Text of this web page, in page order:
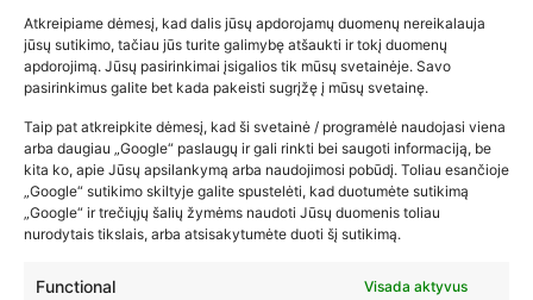
Atkreipiame dėmesį, kad dalis jūsų apdorojamų duomenų nereikalauja
jūsų sutikimo, tačiau jūs turite galimybę atšaukti ir tokį duomenų
apdorojimą. Jūsų pasirinkimai įsigalios tik mūsų svetainėje. Savo
pasirinkimus galite bet kada pakeisti sugrįžę į mūsų svetainę.
Taip pat atkreipkite dėmesį, kad ši svetainė / programėlė naudojasi viena
arba daugiau „Google“ paslaugų ir gali rinkti bei saugoti informaciją, be
kita ko, apie Jūsų apsilankymą arba naudojimosi pobūdį. Toliau esančioje
„Google“ sutikimo skiltyje galite spustelėti, kad duotumėte sutikimą
„Google“ ir trečiųjų šalių žymėms naudoti Jūsų duomenis toliau
nurodytais tikslais, arba atsisakytumėte duoti šį sutikimą.
Functional Visada aktyvus
Populiariausios parduotuvės
kūdikių tyrelės –…
2026-02-22